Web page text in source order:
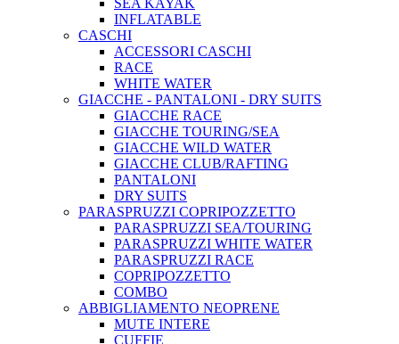
SEA KAYAK
INFLATABLE
CASCHI
ACCESSORI CASCHI
RACE
WHITE WATER
GIACCHE - PANTALONI - DRY SUITS
GIACCHE RACE
GIACCHE TOURING/SEA
GIACCHE WILD WATER
GIACCHE CLUB/RAFTING
PANTALONI
DRY SUITS
PARASPRUZZI COPRIPOZZETTO
PARASPRUZZI SEA/TOURING
PARASPRUZZI WHITE WATER
PARASPRUZZI RACE
COPRIPOZZETTO
COMBO
ABBIGLIAMENTO NEOPRENE
MUTE INTERE
CUFFIE